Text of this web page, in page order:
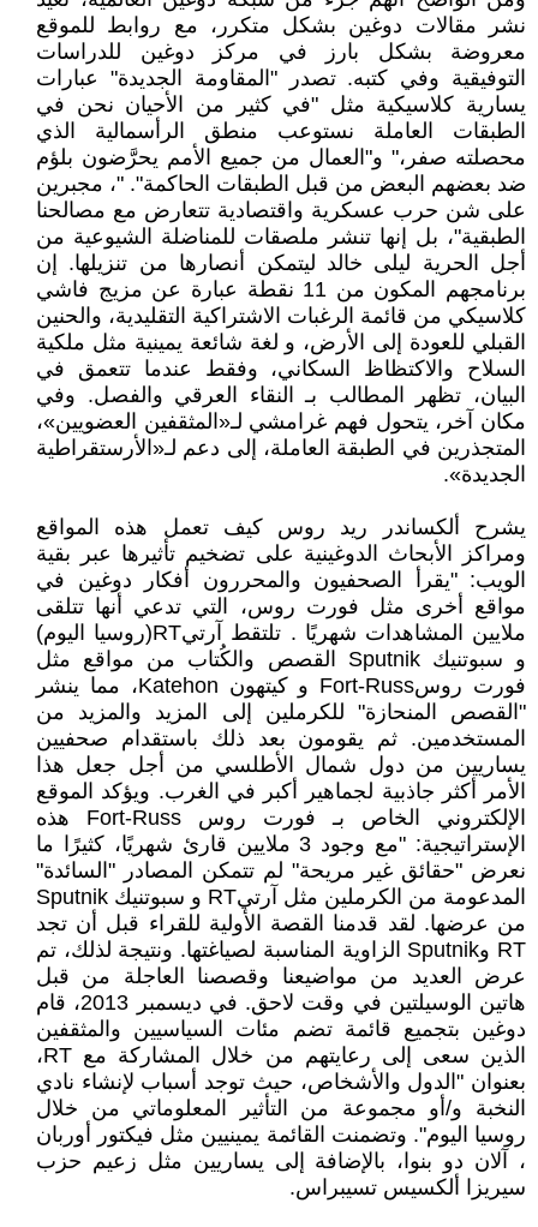
نشر مقالات دوغين بشكل متكرر، مع روابط للموقع
معروضة بشكل بارز في مركز دوغين للدراسات
التوفيقية وفي كتبه. تصدر "المقاومة الجديدة" عبارات
يسارية كلاسيكية مثل "في كثير من الأحيان نحن في
الطبقات العاملة نستوعب منطق الرأسمالية الذي
محصلته صفر،" و"العمال من جميع الأمم يحرَّضون بلؤم
ضد بعضهم البعض من قبل الطبقات الحاكمة". "، مجبرين
على شن حرب عسكرية واقتصادية تتعارض مع مصالحنا
الطبقية"، بل إنها تنشر ملصقات للمناضلة الشيوعية من
أجل الحرية ليلى خالد ليتمكن أنصارها من تنزيلها. إن
برنامجهم المكون من 11 نقطة عبارة عن مزيج فاشي
كلاسيكي من قائمة الرغبات الاشتراكية التقليدية، والحنين
القبلي للعودة إلى الأرض، و لغة شائعة يمينية مثل ملكية
السلاح والاكتظاظ السكاني، وفقط عندما تتعمق في
البيان، تظهر المطالب بـ النقاء العرقي والفصل. وفي
مكان آخر، يتحول فهم غرامشي لـ«المثقفين العضويين»،
المتجذرين في الطبقة العاملة، إلى دعم لـ«الأرستقراطية
الجديدة».
يشرح ألكساندر ريد روس كيف تعمل هذه المواقع
ومراكز الأبحاث الدوغينية على تضخيم تأثيرها عبر بقية
الويب: "يقرأ الصحفيون والمحررون أفكار دوغين في
مواقع أخرى مثل فورت روس، التي تدعي أنها تتلقى
ملايين المشاهدات شهريًا . تلتقط آرتيRT(روسيا اليوم)
و سبوتنيك Sputnik القصص والكُتاب من مواقع مثل
فورت روسFort-Russ و كيتهون Katehon، مما ينشر
"القصص المنحازة" للكرملين إلى المزيد والمزيد من
المستخدمين. ثم يقومون بعد ذلك باستقدام صحفيين
يساريين من دول شمال الأطلسي من أجل جعل هذا
الأمر أكثر جاذبية لجماهير أكبر في الغرب. ويؤكد الموقع
الإلكتروني الخاص بـ فورت روس Fort-Russ هذه
الإستراتيجية: "مع وجود 3 ملايين قارئ شهريًا، كثيرًا ما
نعرض "حقائق غير مريحة" لم تتمكن المصادر "السائدة"
المدعومة من الكرملين مثل آرتيRT و سبوتنيك Sputnik
من عرضها. لقد قدمنا القصة الأولية للقراء قبل أن تجد
RT وSputnik الزاوية المناسبة لصياغتها. ونتيجة لذلك، تم
عرض العديد من مواضيعنا وقصصنا العاجلة من قبل
هاتين الوسيلتين في وقت لاحق. في ديسمبر 2013، قام
دوغين بتجميع قائمة تضم مئات السياسيين والمثقفين
الذين سعى إلى رعايتهم من خلال المشاركة مع RT،
بعنوان "الدول والأشخاص، حيث توجد أسباب لإنشاء نادي
النخبة و/أو مجموعة من التأثير المعلوماتي من خلال
روسيا اليوم". وتضمنت القائمة يمينيين مثل فيكتور أوربان
، آلان دو بنوا، بالإضافة إلى يساريين مثل زعيم حزب
سيريزا ألكسيس تسيبراس.